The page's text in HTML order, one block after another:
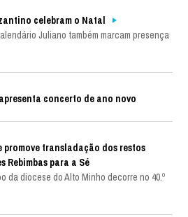
celebram o Natal
Juliano também marcam presença
concerto de ano novo
promove transladação dos restos
Rebimbas para a Sé
da diocese do Alto Minho decorre no 40.º